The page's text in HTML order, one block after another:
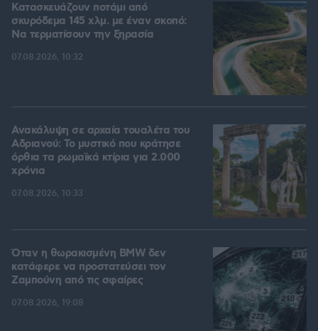
Κατασκευάζουν ποτάμι από
σκυρόδεμα 145 χλμ. με έναν σκοπό:
Να τερματίσουν την ξηρασία
07.08.2026, 10:32
Ανακάλυψη σε αρχαία τουαλέτα του
Αδριανού: Το μυστικό που κράτησε
όρθια τα ρωμαϊκά κτίρια για 2.000
χρόνια
07.08.2026, 10:33
Όταν η θωρακισμένη BMW δεν
κατάφερε να προστατεύσει τον
Ζαμπούνη από τις σφαίρες
07.08.2026, 19:08